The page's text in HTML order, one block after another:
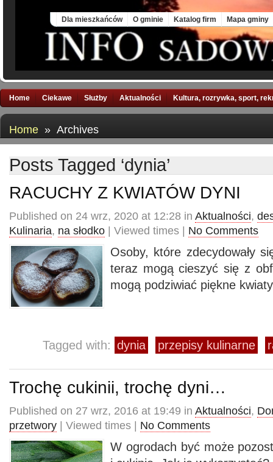
Dla mieszkańców O gminie Katalog firm Mapa gminy
Home Ciekawe Służby Aktualności Kultura, rozrywka, sport,
Home » Archives
Posts Tagged ‘dynia’
RACUCHY Z KWIATÓW DYNI
Published on 24 wrz, 2020 at 12:28 in Aktualności,
Kulinaria, na słodko | Viewed times | No Comments
Osoby, które zdecydowały
teraz mogą cieszyć się z
mogą podziwiać piękne
Tagged with: dynia przepisy kulinarne
Trochę cukinii, trochę dyni…
Published on 27 wrz, 2016 at 19:49 in Aktualności,
przetwory | Viewed times | No Comments
W ogrodach być może